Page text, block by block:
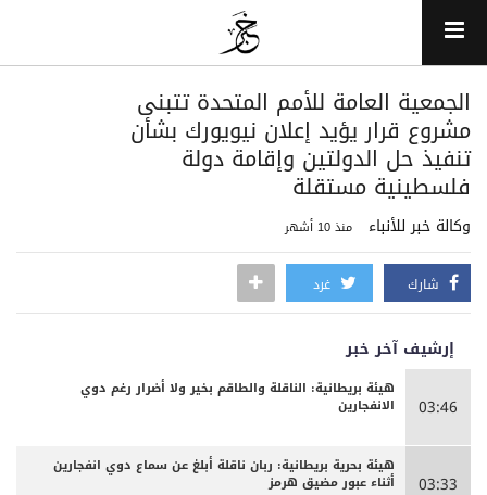
الجمعية العامة للأمم المتحدة تتبنى
مشروع قرار يؤيد إعلان نيويورك بشأن
تنفيذ حل الدولتين وإقامة دولة
فلسطينية مستقلة
وكالة خبر للأنباء منذ 10 أشهر
شارك غرد
إرشيف آخر خبر
03:46
هيئة بريطانية: الناقلة والطاقم بخير ولا أضرار رغم دوي
الانفجارين
03:33
هيئة بحرية بريطانية: ربان ناقلة أبلغ عن سماع دوي انفجارين
أثناء عبور مضيق هرمز